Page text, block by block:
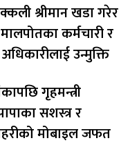
श्रीमान खडा गरेर
कर्मचारी र
उन्मुक्ति
गृहमन्त्री
सशस्त्र र
मोबाइल जफत